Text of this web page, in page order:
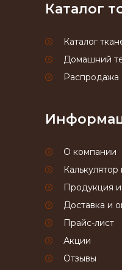
Каталог
Каталог
Домашний
Распродажа
О компании
Продукция и
Доставка и
Прайс-лист
Акции
Отзывы